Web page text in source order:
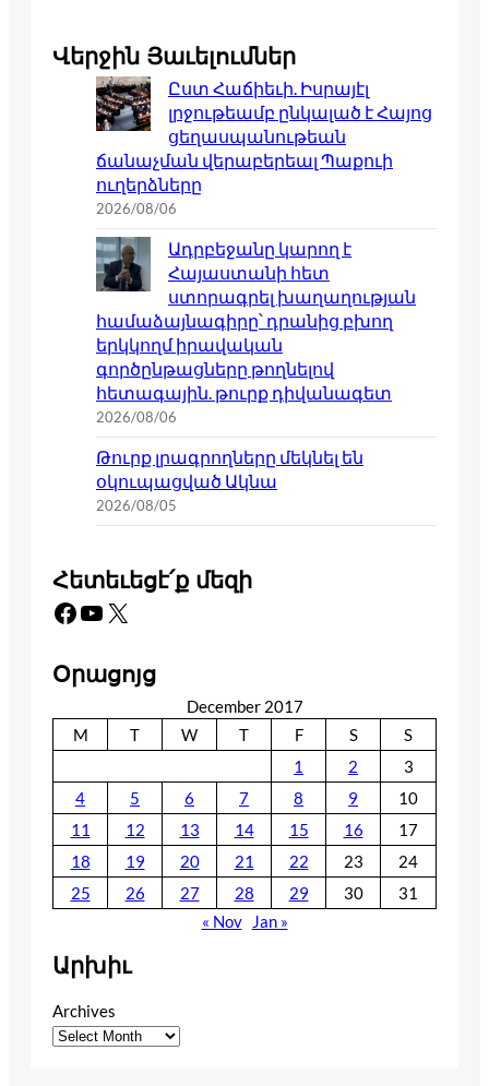
Վերջին Յաւելումներ
Ըստ Հաճիեւի. Իսրայէլ
լրջութեամբ ընկալած է Հայոց
ցեղասպանութեան
ճանաչման վերաբերեալ Պաքուի
ուղերձները
2026/08/06
Ադրբեջանը կարող է
Հայաստանի հետ
ստորագրել խաղաղության
համաձայնագիրը՝ դրանից բխող
երկկողմ իրավական
գործընթացները թողնելով
հետագային. թուրք դիվանագետ
2026/08/06
Թուրք լրագրողները մեկնել են
օկուպացված Ակնա
2026/08/05
Հետեւեցէ՛ք մեզի
Facebook YouTube X
Օրացոյց
December 2017
M
T W T F S
S
1
2
3
4
5 6 7 8 9
10
11
12 13 14 15 16
17
18
19 20 21 22 23
24
25
26 27 28 29 30
31
« Nov
Jan »
Արխիւ
Archives